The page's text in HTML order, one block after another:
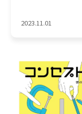
2023.11.01